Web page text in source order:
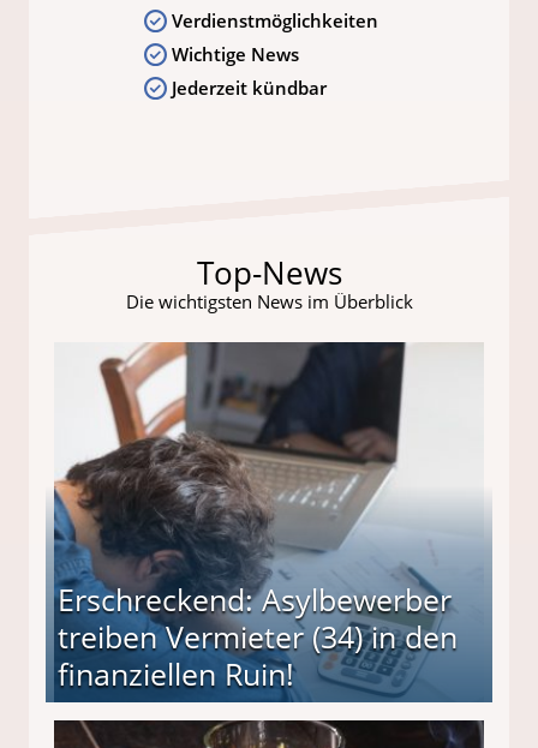
Verdienstmöglichkeiten
Wichtige News
Jederzeit kündbar
Top-News
Die wichtigsten News im Überblick
Erschreckend: Asylbewerber
treiben Vermieter (34) in den
finanziellen Ruin!